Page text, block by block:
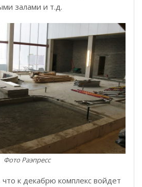
залами и т.д.
Фото Раэпресс
к декабрю комплекс войдет